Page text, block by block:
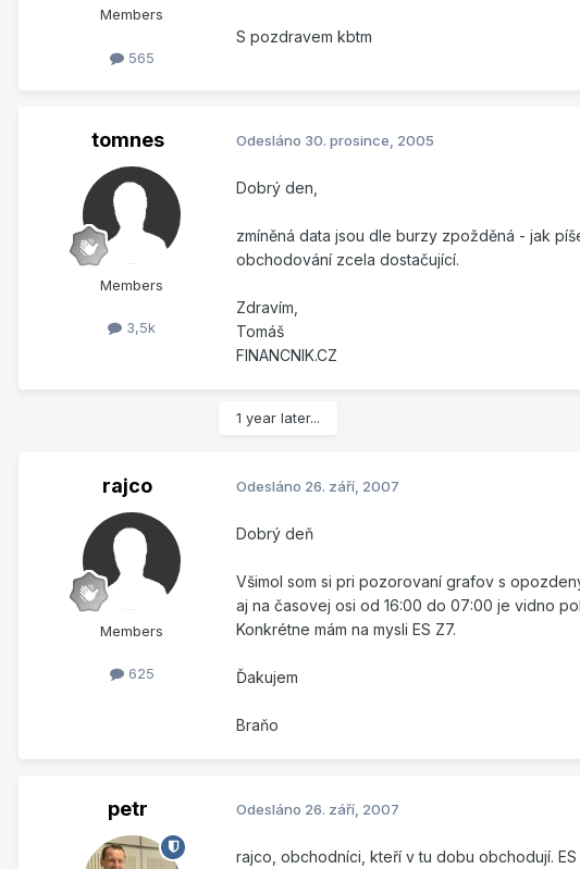
Members
565
S pozdravem kbtm
tomnes
Members
3,5k
Odesláno 30. prosince, 2005
Dobrý den,
zmíněná data jsou dle burzy zpožděná - jak
obchodování zcela dostačující.
Zdravím,
Tomáš
FINANCNIK.CZ
1 year later...
rajco
Members
625
Odesláno 26. září, 2007
Dobrý deň
Všimol som si pri pozorovaní grafov s
aj na časovej osi od 16:00 do 07:00 je vidno
Konkrétne mám na mysli ES Z7.
Ďakujem
Braňo
petr Odesláno 26. září, 2007
rajco, obchodníci, kteří v tu dobu obchodují.